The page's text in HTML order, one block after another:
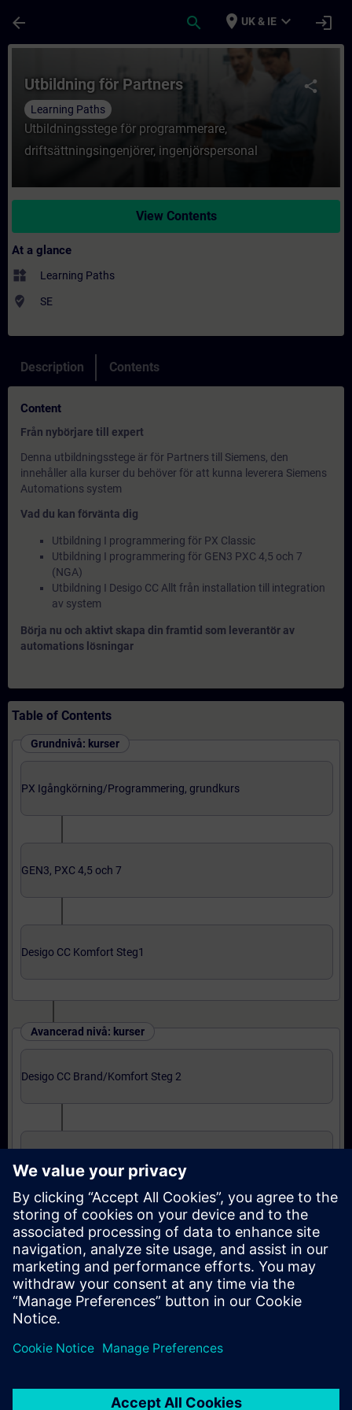
arrow_back search place UK & IE expand_more login
Course - Utbildning för Partners -
share
Utbildning för Partners
Learning Paths
Utbildningsstege för programmerare,
driftsättningsingenjörer, ingenjörspersonal
View Contents
At a glance
widgets Learning Paths
where_to_vote SE
Description Contents
Content
Från nybörjare till expert
Denna utbildningsstege är för Partners till Siemens, den
innehåller alla kurser du behöver för att kunna leverera Siemens
Automations system
Vad du kan förvänta dig
Utbildning I programmering för PX Classic
Utbildning I programmering för GEN3 PXC 4,5 och 7
(NGA)
Utbildning I Desigo CC Allt från installation till integration
av system
Börja nu och aktivt skapa din framtid som leverantör av
automations lösningar
Table of Contents
Grundnivå: kurser
PX Igångkörning/Programmering, grundkurs
GEN3, PXC 4,5 och 7
Desigo CC Komfort Steg1
Avancerad nivå: kurser
Desigo CC Brand/Komfort Steg 2
Expertnivå: kurser
Integration till Desigo CC